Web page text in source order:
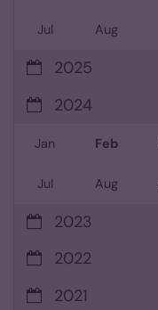
Jul Aug
2025
2024
Jan Feb
Jul Aug
2023
2022
2021